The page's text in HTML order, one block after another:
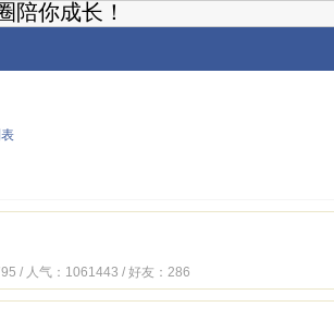
陪你成长！
/ 人气：1061443 / 好友：286